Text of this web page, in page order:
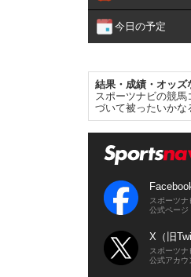
今日の予定
結果・成績・オッズ
スポーツナビの競
づいて被ったいかな
スポーツナ
公式ページ
X（旧
スポーツナ
公式アカウ